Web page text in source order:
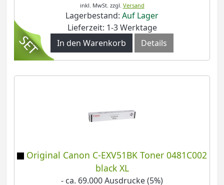
inkl. MwSt. zzgl. Versand
Lagerbestand: Auf Lager
Lieferzeit: 1-3 Werktage
In den Warenkorb
Details
Original Canon C-EXV51BK Toner 0481C002
black XL
- ca. 69.000 Ausdrucke (5%)